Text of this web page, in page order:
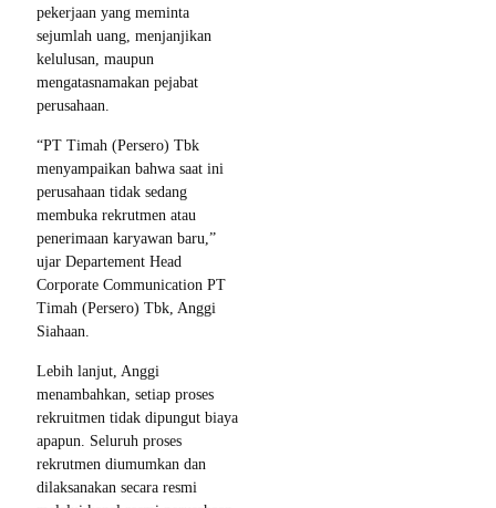
pekerjaan yang meminta
sejumlah uang, menjanjikan
kelulusan, maupun
mengatasnamakan pejabat
perusahaan.
“PT Timah (Persero) Tbk
menyampaikan bahwa saat ini
perusahaan tidak sedang
membuka rekrutmen atau
penerimaan karyawan baru,”
ujar Departement Head
Corporate Communication PT
Timah (Persero) Tbk, Anggi
Siahaan.
Lebih lanjut, Anggi
menambahkan, setiap proses
rekruitmen tidak dipungut biaya
apapun. Seluruh proses
rekrutmen diumumkan dan
dilaksanakan secara resmi